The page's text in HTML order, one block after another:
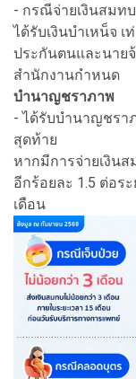
- กรณีจ่ายเงินสมท
ได้รับเงินบำเหน็จ
ประกันตนและนาย
สำนักงานกำหนด
บำนาญชราภาพ
- ได้รับบำนาญชรา
สุดท้าย
หากมีการจ่ายเงินส
อีกร้อยละ 1.5 ต่อร
เดือน